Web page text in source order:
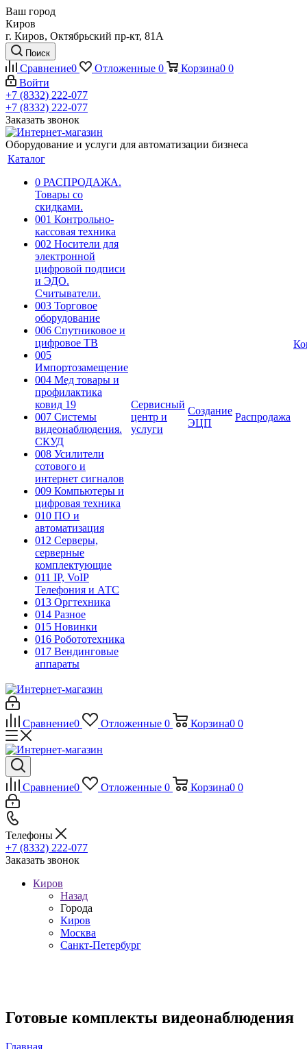
Ваш город
Киров
г. Киров, Октябрьский пр-кт, 81А
Поиск
Сравнение0 Отложенные 0 Корзина0 0
Войти
+7 (8332) 222-077
+7 (8332) 222-077
Заказать звонок
Оборудование и услуги для автоматизации бизнеса
Каталог
0 РАСПРОДАЖА.
Товары со
скидками.
001 Контрольно-
кассовая техника
002 Носители для
электронной
цифровой подписи
и ЭДО.
Считыватели.
003 Торговое
оборудование
006 Спутниковое и
цифровое ТВ
005
Импортозамещение
004 Мед товары и
профилактика
ковид 19
007 Системы
видеонаблюдения.
СКУД
008 Усилители
сотового и
интернет сигналов
009 Компьютеры и
цифровая техника
010 ПО и
автоматизация
012 Серверы,
серверные
комплектующие
011 IP, VoIP
Телефония и АТС
013 Оргтехника
014 Разное
015 Новинки
016 Робототехника
017 Вендинговые
аппараты
Сервисный
центр и
услуги
Создание
ЭЦП
Распродажа
Сравнение0 Отложенные 0 Корзина0 0
Сравнение0 Отложенные 0 Корзина0 0
Телефоны
+7 (8332) 222-077
Заказать звонок
Киров
Назад
Города
Киров
Москва
Санкт-Петербург
Готовые комплекты видеонаблюдения
Главная